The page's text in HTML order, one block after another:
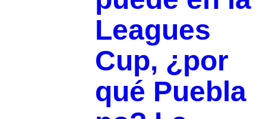
Leagues
Cup, ¿por
qué Puebla